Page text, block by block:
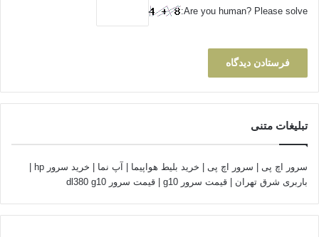
Are you human? Please solve:
تبلیغات متنی
سرور اچ پی | سرور اچ پی | خرید بلیط هواپیما | آپ نما | خرید سرور hp
|
باربری شرق تهران | قیمت سرور g10 | قیمت سرور dl380 g10